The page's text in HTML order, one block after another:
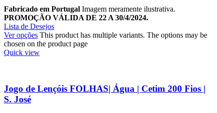
Fabricado em Portugal Imagem meramente ilustrativa.
PROMOÇÃO VÁLIDA DE 22 A 30/4/2024.
Lista de Desejos
Ver opções This product has multiple variants. The options may be
chosen on the product page
Quick view
Jogo de Lençóis FOLHAS| Água | Cetim 200 Fios |
S. José